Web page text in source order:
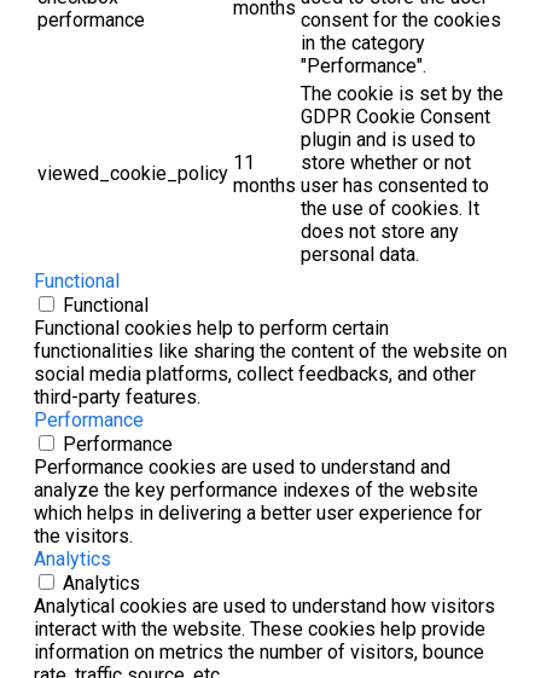
performance
months
consent for the cookies
in the category
"Performance".
viewed_cookie_policy 11
months
The cookie is set by the
GDPR Cookie Consent
plugin and is used to
store whether or not
user has consented to
the use of cookies. It
does not store any
personal data.
Functional
Functional
Functional cookies help to perform certain
functionalities like sharing the content of the website on
social media platforms, collect feedbacks, and other
third-party features.
Performance
Performance
Performance cookies are used to understand and
analyze the key performance indexes of the website
which helps in delivering a better user experience for
the visitors.
Analytics
Analytics
Analytical cookies are used to understand how visitors
interact with the website. These cookies help provide
information on metrics the number of visitors, bounce